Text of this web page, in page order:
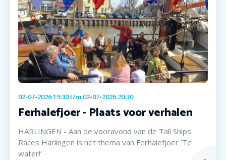
02-07-2026 19:30t/m 02-07-2026 20:30
Ferhalefjoer - Plaats voor verhalen
HARLINGEN - Aan de vooravond van de Tall Ships
Races Harlingen is het thema van Ferhalefjoer ‘Te
water!’